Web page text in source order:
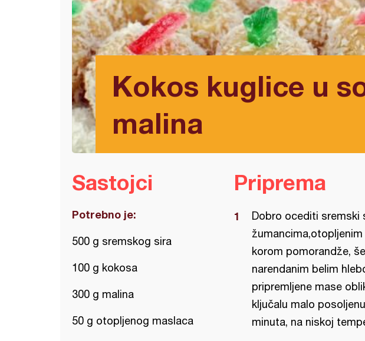
Kokos kuglice u
malina
Sastojci
Potrebno je:
500 g sremskog sira
100 g kokosa
300 g malina
50 g otopljenog maslaca
Priprema
Dobro ocediti sremski
korom pomorandže,
narendanim belim
pripremljene mase
ključalu malo
minuta, na niskoj